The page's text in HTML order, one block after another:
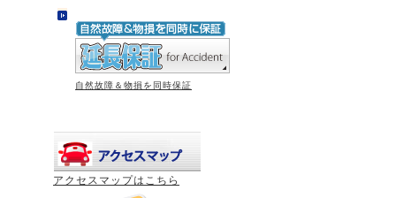
自然故障＆物損を同時保証
アクセスマップはこちら